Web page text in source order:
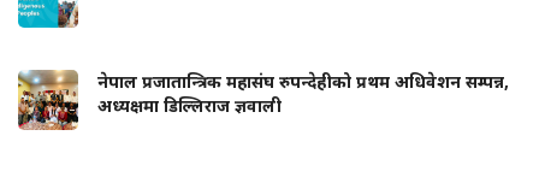
नेपाल प्रजातान्त्रिक महासंघ रुपन्देहीको प्रथम अधिवेशन सम्पन्न,
अध्यक्षमा डिल्लिराज ज्ञवाली